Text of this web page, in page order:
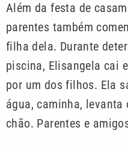
Além da festa de
parentes também
filha dela. Durante
piscina, Elisangela cai
por um dos filhos. Ela
água, caminha,
chão. Parentes e